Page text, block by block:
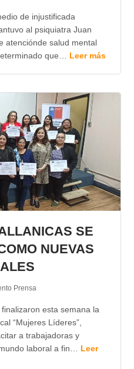
de injustificada
al psiquiatra Juan
atenciónde salud mental
que… Leer más
SE
NUEVAS
Prensa
esta semana la
“Mujeres Líderes”,
a trabajadoras y
laboral a fin… Leer